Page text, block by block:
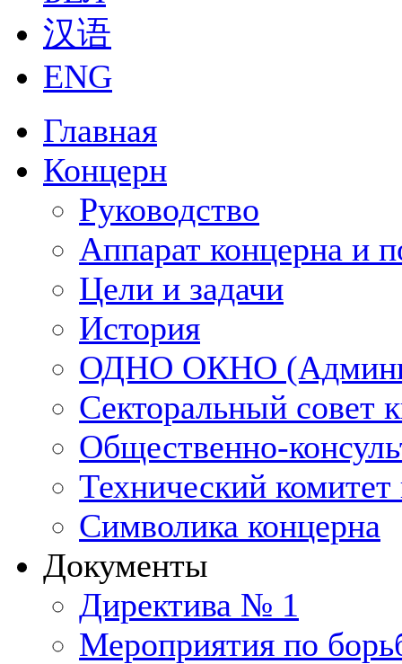
汉语
ENG
Главная
Концерн
Руководство
Аппарат концерна и
Цели и задачи
История
ОДНО ОКНО
Секторальный совет
Общественно-
Технический
Символика концерна
Документы
Директива № 1
Мероприятия по